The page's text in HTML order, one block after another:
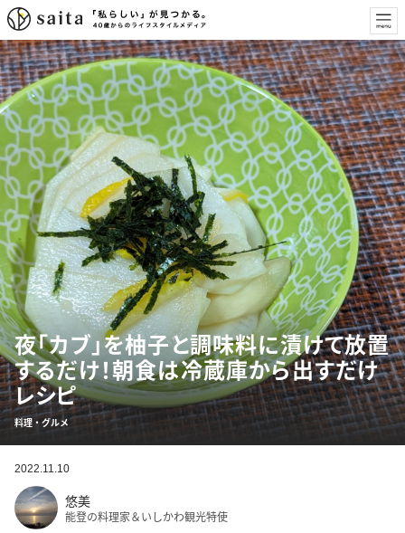
夜「カブ」を柚子と調味料に漬けて放置
するだけ！朝食は冷蔵庫から出すだけ
レシピ
料理・グルメ
2022.11.10
悠美
能登の料理家＆いしかわ観光特使